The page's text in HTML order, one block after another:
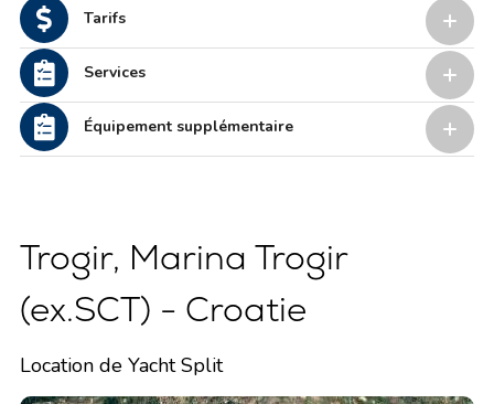
Tarifs
Services
Équipement supplémentaire
Trogir, Marina Trogir
(ex.SCT) - Croatie
Location de Yacht Split